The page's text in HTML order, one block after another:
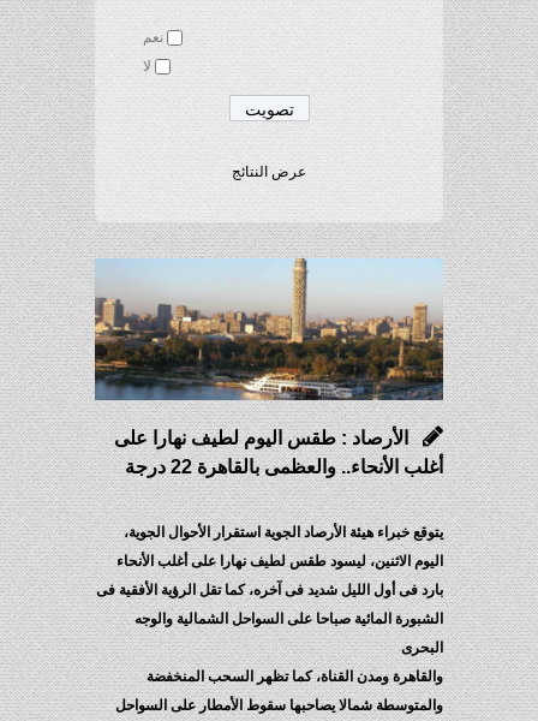
نعم
عرض النتائج
الأرصاد : طقس اليوم لطيف نهارا على
أغلب الأنحاء.. والعظمى بالقاهرة 22 درجة
يتوقع خبراء هيئة الأرصاد الجوية استقرار الأحوال الجوية،
اليوم الاثنين، ليسود طقس لطيف نهارا على أغلب الأنحاء
بارد فى أول الليل شديد فى آخره، كما تقل الرؤية الأفقية فى
الشبورة المائية صباحا على السواحل الشمالية والوجه
البحرى
والقاهرة ومدن القناة، كما تظهر السحب المنخفضة
والمتوسطة شمالا يصاحبها سقوط الأمطار على السواحل